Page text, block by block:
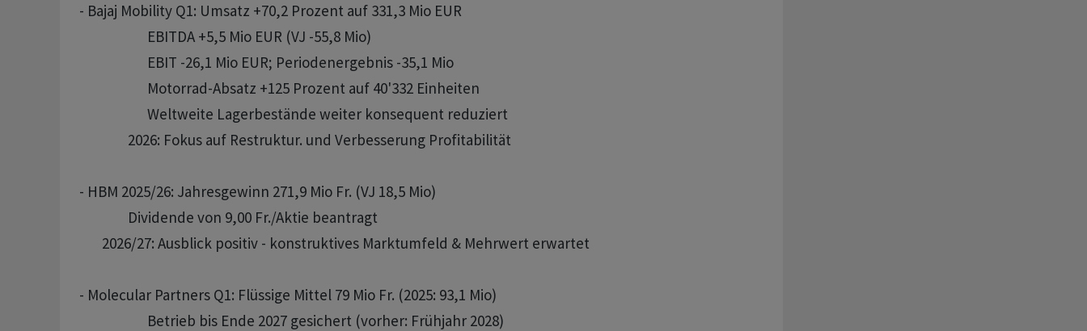
- Bajaj Mobility Q1: Umsatz +70,2 Prozent auf 331,3 Mio EUR
                     EBITDA +5,5 Mio EUR (VJ -55,8 Mio)
                     EBIT -26,1 Mio EUR; Periodenergebnis -35,1 Mio
                     Motorrad-Absatz +125 Prozent auf 40'332 Einheiten
                     Weltweite Lagerbestände weiter konsequent reduziert
               2026: Fokus auf Restruktur. und Verbesserung Profitabilität
- HBM 2025/26: Jahresgewinn 271,9 Mio Fr. (VJ 18,5 Mio)
               Dividende von 9,00 Fr./Aktie beantragt
       2026/27: Ausblick positiv - konstruktives Marktumfeld & Mehrwert erwartet
- Molecular Partners Q1: Flüssige Mittel 79 Mio Fr. (2025: 93,1 Mio)
                     Betrieb bis Ende 2027 gesichert (vorher: Frühjahr 2028)